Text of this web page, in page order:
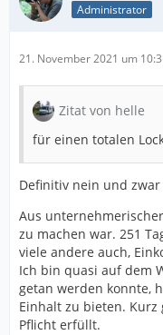
Administrator
21. November 2021 um
Zitat von helle
für einen totalen
Definitiv nein und
Aus
zu machen war. 251
viele andere auch,
Ich bin quasi auf dem
getan werden konnte,
Einhalt zu bieten. Kurz
Pflicht erfüllt.